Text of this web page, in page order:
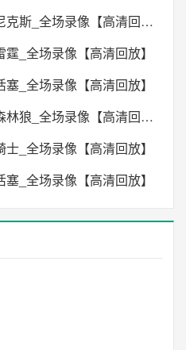
2026年05月20日 骑士VS尼克斯_全场录像【高清回放】
_全场录像【高清回放】
_全场录像【高清回放】
2026年05月16日 马刺VS森林狼_全场录像【高清回放】
_全场录像【高清回放】
_全场录像【高清回放】